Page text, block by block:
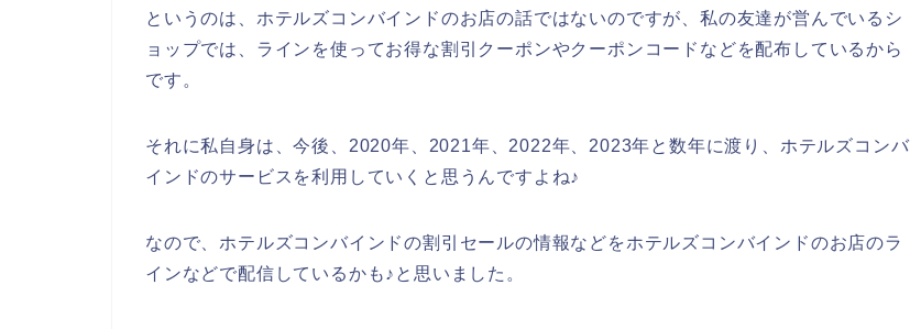
というのは、ホテルズコンバインドのお店の話ではないのですが、私の友達が営んでいるシ
ョップでは、ラインを使ってお得な割引クーポンやクーポンコードなどを配布しているから
です。
それに私自身は、今後、2020年、2021年、2022年、2023年と数年に渡り、ホテルズコンバ
インドのサービスを利用していくと思うんですよね♪
なので、ホテルズコンバインドの割引セールの情報などをホテルズコンバインドのお店のラ
インなどで配信しているかも♪と思いました。